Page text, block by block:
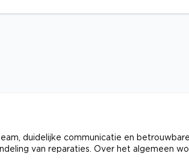
duidelijke communicatie en
van reparaties. Over het algemeen